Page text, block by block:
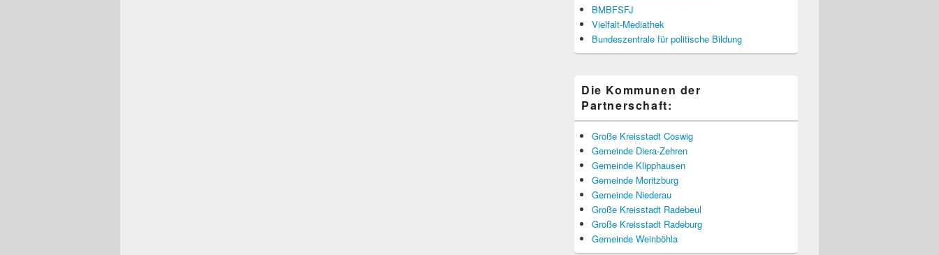
BMBFSFJ
Vielfalt-Mediathek
Bundeszentrale für politische Bildung
Die Kommunen der
Partnerschaft:
Große Kreisstadt Coswig
Gemeinde Diera-Zehren
Gemeinde Klipphausen
Gemeinde Moritzburg
Gemeinde Niederau
Große Kreisstadt Radebeul
Große Kreisstadt Radeburg
Gemeinde Weinböhla